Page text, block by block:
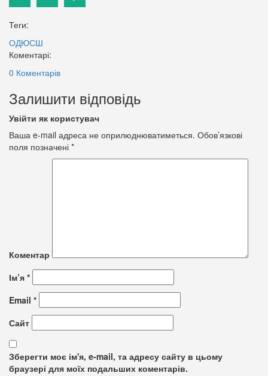
Теги:
ОДЮСШ
Коментарі:
0 Коментарів
Залишити відповідь
Увійти як користувач
Ваша e-mail адреса не оприлюднюватиметься. Обов’язкові
поля позначені *
Коментар
Ім’я *
Email *
Сайт
Зберегти моє ім'я, e-mail, та адресу сайту в цьому
браузері для моїх подальших коментарів.